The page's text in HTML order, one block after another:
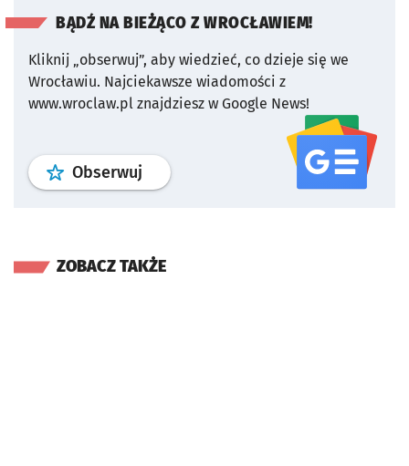
BĄDŹ NA BIEŻĄCO Z WROCŁAWIEM!
Kliknij „obserwuj”, aby wiedzieć, co dzieje się we
Wrocławiu. Najciekawsze wiadomości z
www.wroclaw.pl znajdziesz w Google News!
Obserwuj profil serwisu
ZOBACZ TAKŻE